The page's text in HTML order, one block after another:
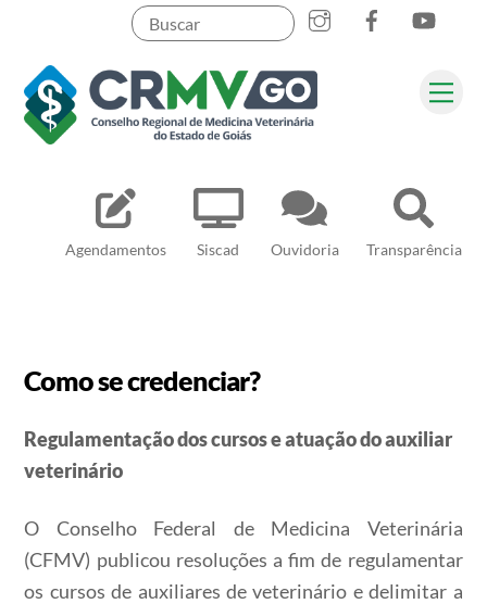
content
Agendamentos Siscad Ouvidoria Transparência
Pesquisar
Como se credenciar?
Regulamentação dos cursos e atuação do auxiliar
veterinário
O Conselho Federal de Medicina Veterinária
(CFMV) publicou resoluções a fim de regulamentar
os cursos de auxiliares de veterinário e delimitar a